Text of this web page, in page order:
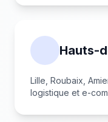
Hauts-
Lille, Roubaix,
logistique et e-